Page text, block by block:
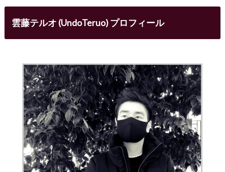
雲藤テルオ (UndoTeruo) プロフィール